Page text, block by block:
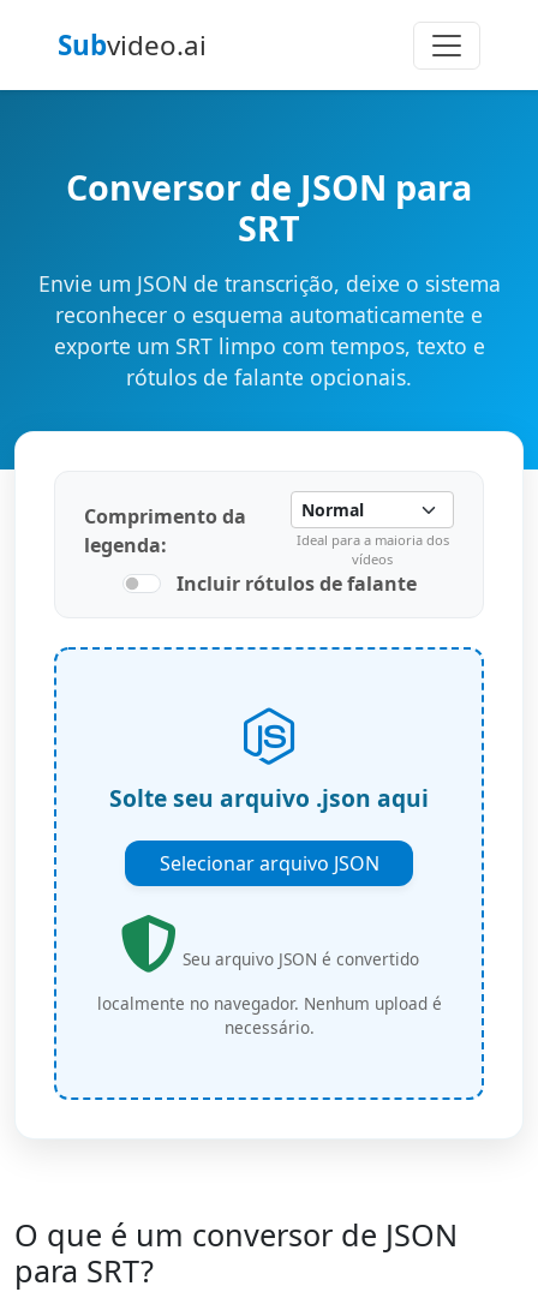
Subvideo.ai
Conversor de JSON para
SRT
Envie um JSON de transcrição, deixe o sistema
reconhecer o esquema automaticamente e
exporte um SRT limpo com tempos, texto e
rótulos de falante opcionais.
Comprimento da
legenda:
Ideal para a maioria dos
vídeos
Incluir rótulos de falante
Solte seu arquivo .json aqui
Selecionar arquivo JSON
Seu arquivo JSON é convertido
localmente no navegador. Nenhum upload é
necessário.
O que é um conversor de JSON
para SRT?